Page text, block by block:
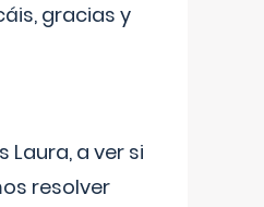
gracias y
Laura, a ver si
resolver